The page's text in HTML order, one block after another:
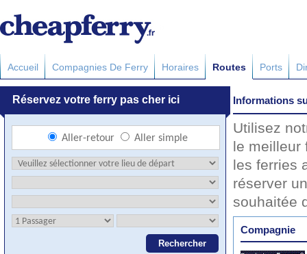
Accueil Compagnies De Ferry Horaires Routes Ports
Informations
Utilisez
le meilleur
les ferries
réserver
souhaitée
Compagnie